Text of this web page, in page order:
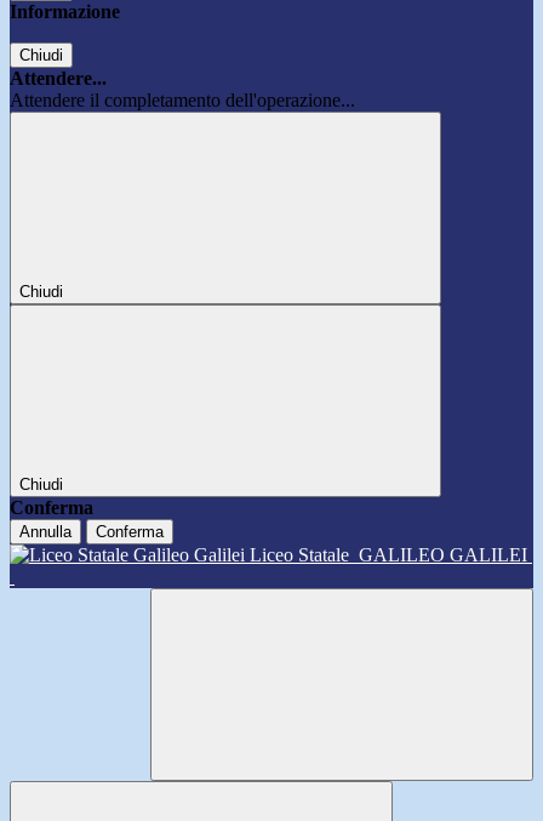
Informazione
Chiudi
Attendere...
Attendere il completamento dell'operazione...
Chiudi
Chiudi
Conferma
Annulla Conferma
Liceo Statale GALILEO GALILEI